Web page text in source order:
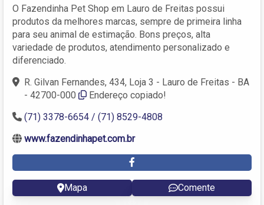
O Fazendinha Pet Shop em Lauro de Freitas possui
produtos da melhores marcas, sempre de primeira linha
para seu animal de estimação. Bons preços, alta
variedade de produtos, atendimento personalizado e
diferenciado.
R. Gilvan Fernandes, 434, Loja 3 - Lauro de Freitas - BA
- 42700-000
Endereço copiado!
(71) 3378-6654 / (71) 8529-4808
www.fazendinhapet.com.br
Mapa Comente